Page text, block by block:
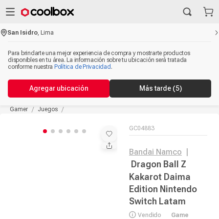
San Isidro ,Lima
Para brindarte una mejor experiencia de compra y mostrarte productos
disponibles en tu área. La información sobre tu ubicación será tratada
conforme nuestra Política de Privacidad .
Agregar ubicación Más tarde (5)
Gamer Juegos
GC04883
Bandai Namco
Dragon Ball Z
Kakarot Daima
Edition Nintendo
Switch Latam
Vendido
Game